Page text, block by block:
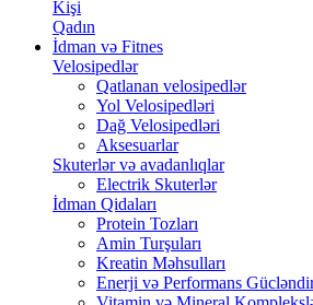
Kişi
Qadın
İdman və Fitnes
Velosipedlər
Qatlanan velosipedlər
Yol Velosipedləri
Dağ Velosipedləri
Aksesuarlar
Skuterlər və avadanlıqlar
Electrik Skuterlər
İdman Qidaları
Protein Tozları
Amin Turşuları
Kreatin Məhsulları
Enerji və Performans